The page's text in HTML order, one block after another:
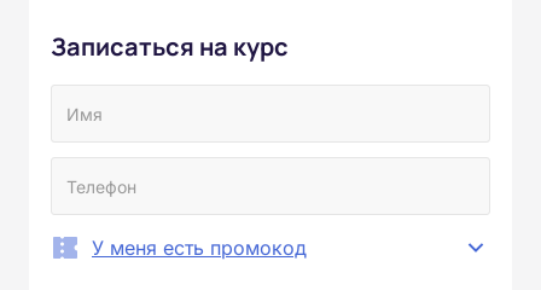
Записаться на курс
У меня есть промокод